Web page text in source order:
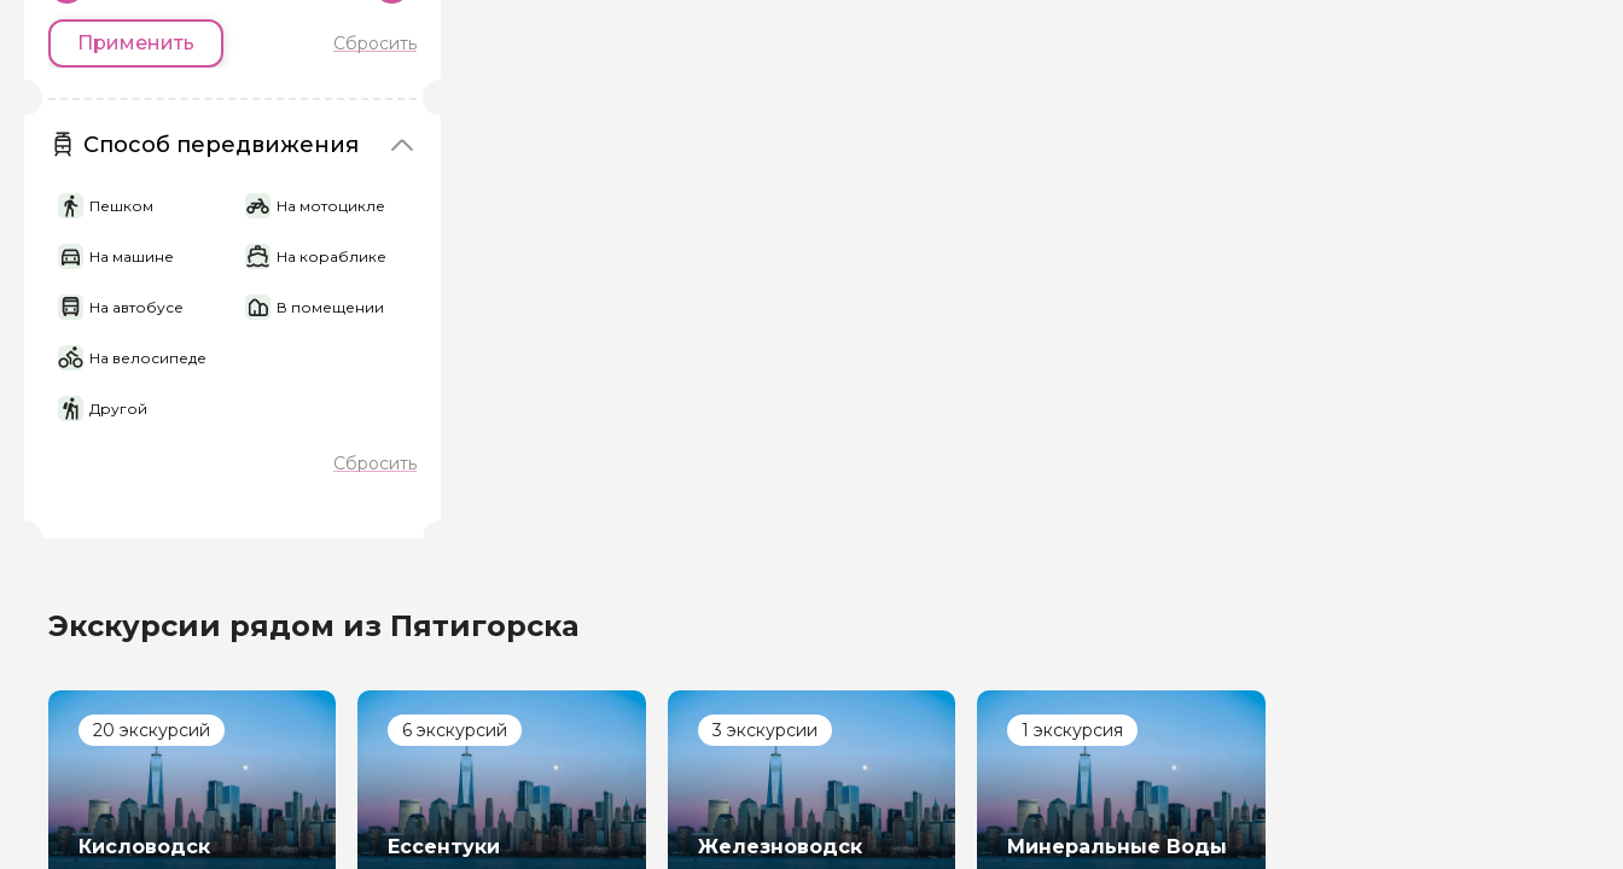
Применить Сбросить
Способ передвижения
Пешком На мотоцикле
На машине На кораблике
На автобусе В помещении
На велосипеде
Другой
Сбросить
Экскурсии рядом из Пятигорска
20 экскурсий
Кисловодск
6 экскурсий
Ессентуки
3 экскурсии
Железноводск
1 экскурсия
Минеральные Воды
Я даю своё согласие на обработку
Отправить